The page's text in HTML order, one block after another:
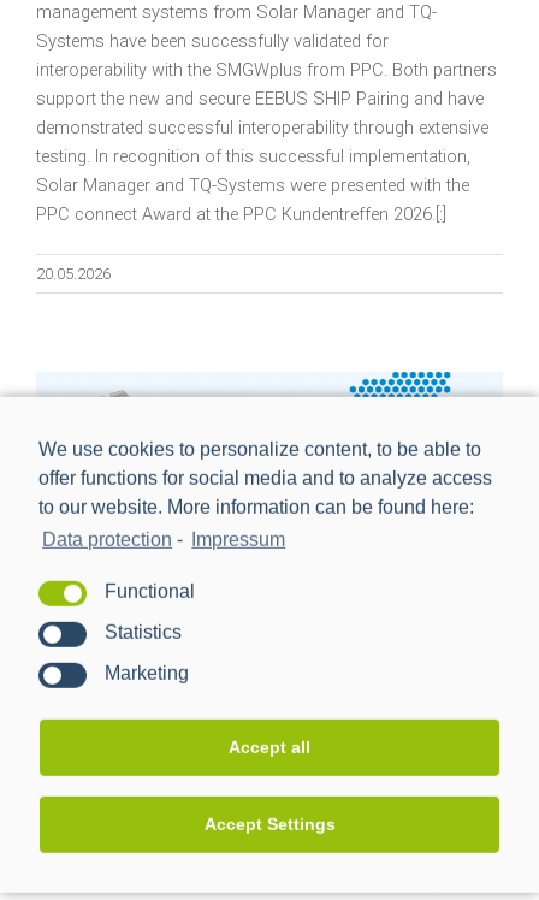
We use cookies to personalize content, to be able to
offer functions for social media and to analyze access
to our website. More information can be found here:
Data protection - Impressum
Functional
Statistics
Marketing
Accept all
Accept Settings
management systems from Solar Manager and TQ-
Systems have been successfully validated for
interoperability with the SMGWplus from PPC. Both partners
support the new and secure EEBUS SHIP Pairing and have
demonstrated successful interoperability through extensive
testing. In recognition of this successful implementation,
Solar Manager and TQ-Systems were presented with the
PPC connect Award at the PPC Kundentreffen 2026.[:]
20.05.2026
Reaching the Goal Faster: How BPL and
Coms4Grid Are Driving the Rollout in Rhineland-
Palatinate
[:de]Der Ausbau von Breitband-Powerline (BPL) in Rheinland-
Pfalz nimmt spürbar Fahrt auf. Gemeinsam mit der
Coms4Grid werden aktuell in mehreren Netzgebieten Projekte
umgesetzt, die zeigen, wie sich der iMSys-Rollout zuverlässig
realisieren lässt. Ein Blick in die Region macht die Fortschritte